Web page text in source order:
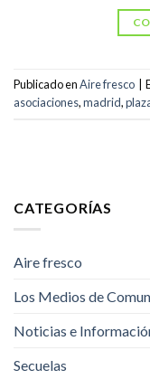
Publicado enAire fresco
asociaciones,madrid,
CATEGORÍAS
Aire fresco
Los Medios de
Noticias e
Secuelas